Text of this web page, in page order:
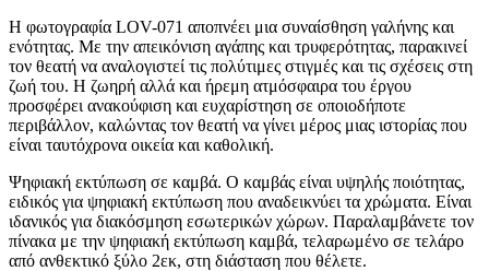
Η φωτογραφία LOV-071 αποπνέει μια συναίσθηση γαλήνης και
ενότητας. Με την απεικόνιση αγάπης και τρυφερότητας, παρακινεί
τον θεατή να αναλογιστεί τις πολύτιμες στιγμές και τις σχέσεις στη
ζωή του. Η ζωηρή αλλά και ήρεμη ατμόσφαιρα του έργου
προσφέρει ανακούφιση και ευχαρίστηση σε οποιοδήποτε
περιβάλλον, καλώντας τον θεατή να γίνει μέρος μιας ιστορίας που
είναι ταυτόχρονα οικεία και καθολική.
Ψηφιακή εκτύπωση σε καμβά. Ο καμβάς είναι υψηλής ποιότητας,
ειδικός για ψηφιακή εκτύπωση που αναδεικνύει τα χρώματα. Είναι
ιδανικός για διακόσμηση εσωτερικών χώρων. Παραλαμβάνετε τον
πίνακα με την ψηφιακή εκτύπωση καμβά, τελαρωμένο σε τελάρο
από ανθεκτικό ξύλο 2εκ, στη διάσταση που θέλετε.